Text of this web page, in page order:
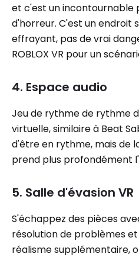
et c'est un incontournable
d'horreur. C'est un endroit
effrayant, pas de vrai
ROBLOX VR pour un
4. Espace audio
Jeu de rythme de rythme
virtuelle, similaire à Beat
d'être en rythme, mais de
prend plus profondément
5. Salle d'évasion VR
S'échappez des pièces
résolution de problèmes et
réalisme supplémentaire,